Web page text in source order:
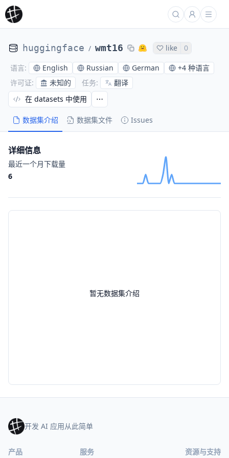
huggingface / wmt16 like 0
语言: English Russian German +4 种语言
许可证: 未知的 任务: 翻译
数据集介绍 数据集文件 Issues
在 datasets 中使用
暂无数据集介绍
详细信息
最近一个月下载量
6
开发 AI 应用从此简单
产品 服务 资源与支持